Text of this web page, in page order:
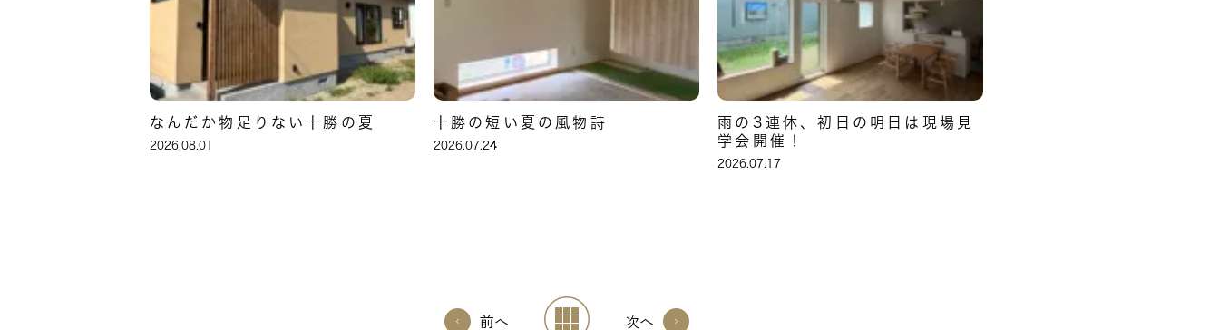
なんだか物足りない十勝の夏
2026.08.01
十勝の短い夏の風物詩
2026.07.24
雨の3連休、初日の明日は現場見
学会開催！
2026.07.17
前へ 次へ